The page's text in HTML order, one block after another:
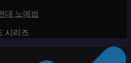
대 노예법
시리즈